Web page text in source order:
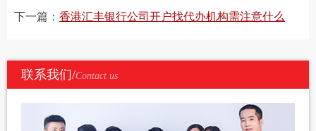
下一篇： 香港汇丰银行公司开户找代办机构需注意什么
联系我们/Contact us